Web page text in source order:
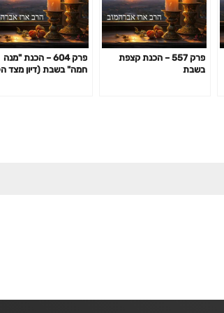
פרק 557 – הכנת קצפת
בשבת
פרק 604 – הכנת "מנה
חמה" בשבת (דיון מצד